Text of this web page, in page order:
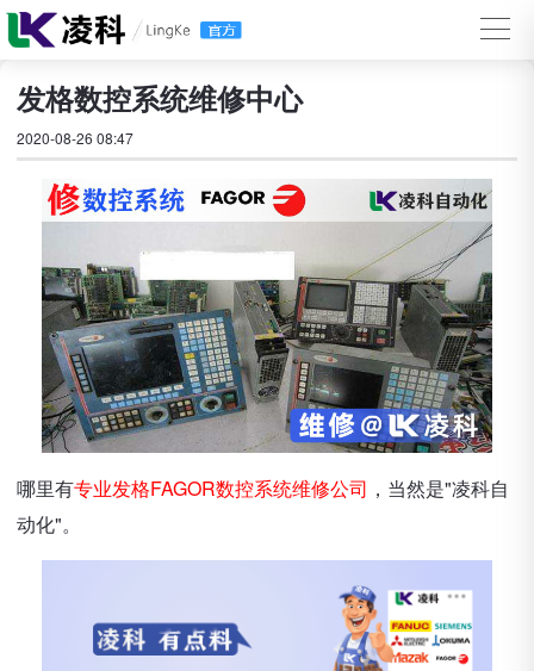
发格数控系统维修中心
2020-08-26 08:47
哪里有专业发格FAGOR数控系统维修公司 ，当然是"凌科自
动化"。